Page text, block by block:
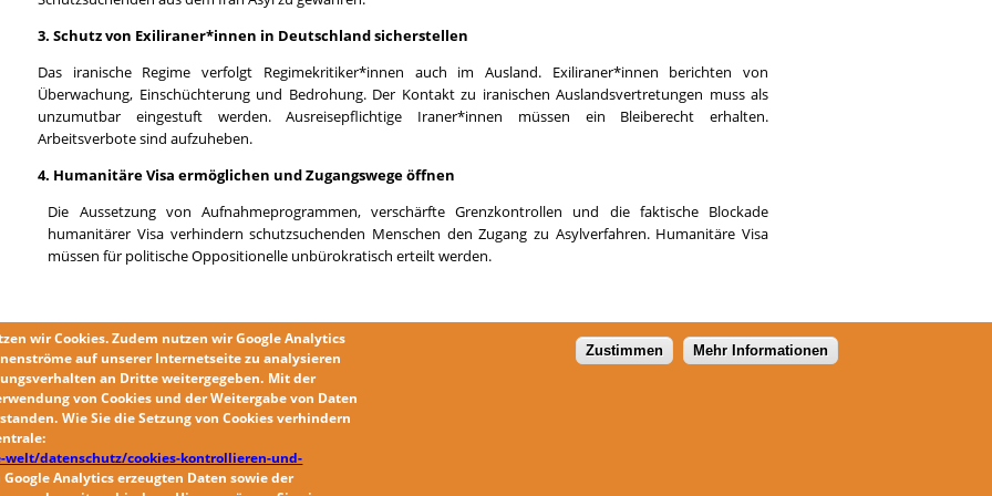
3. Schutz von Exiliraner*innen in Deutschland sicherstellen
Das iranische Regime verfolgt Regimekritiker*innen auch im Ausland. Exiliraner*innen berichten von
Überwachung, Einschüchterung und Bedrohung. Der Kontakt zu iranischen Auslandsvertretungen muss als
unzumutbar eingestuft werden. Ausreisepflichtige Iraner*innen müssen ein Bleiberecht erhalten.
Arbeitsverbote sind aufzuheben.
4. Humanitäre Visa ermöglichen und Zugangswege öffnen
Die Aussetzung von Aufnahmeprogrammen, verschärfte Grenzkontrollen und die faktische Blockade
humanitärer Visa verhindern schutzsuchenden Menschen den Zugang zu Asylverfahren. Humanitäre Visa
müssen für politische Oppositionelle unbürokratisch erteilt werden.
Download als PDF:
2026 01 21 PM Abschiebungsstopp Iran Thüringen.pdf
wirCookies. Zudem nutzen wirGoogle Analytics
auf unserer Internetseite zu analysieren
an Dritte weitergegeben. Mit der
von Cookies und der Weitergabe von Daten
. Wie Sie dieSetzung von Cookies verhindern
datenschutz/cookies-kontrollieren-und-
Analytics erzeugten Daten sowie der
Zustimmen Mehr Informationen